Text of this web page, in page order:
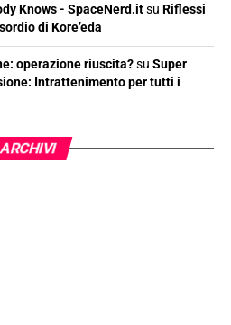
Knows - SpaceNerd.itsu Riflessi
di Kore’eda
operazione riuscita?su Super
Intrattenimento per tutti i
ARCHIVI